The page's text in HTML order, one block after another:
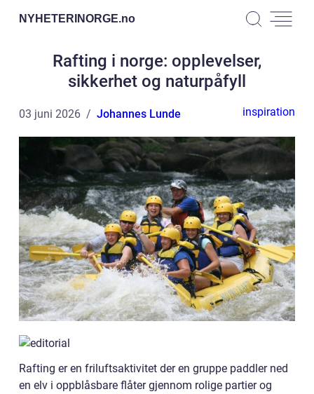
NYHETERINORGE.no
Rafting i norge: opplevelser,
sikkerhet og naturpåfyll
03 juni 2026 Johannes Lunde inspiration
Rafting er en friluftsaktivitet der en gruppe paddler ned
en elv i oppblåsbare flåter gjennom rolige partier og